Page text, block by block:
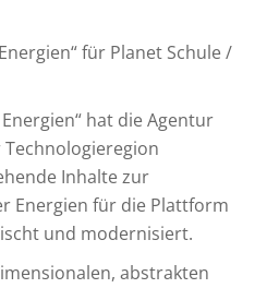
für Planet Schule /
hat die Agentur
Inhalte zur
Energien für die Plattform
und modernisiert.
abstrakten